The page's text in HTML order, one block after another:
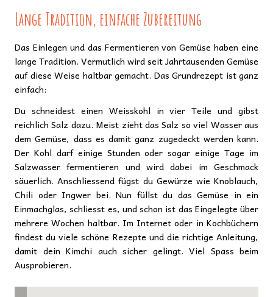
Lange Tradition, einfache Zubereitung
Das Einlegen und das Fermentieren von Gemüse haben eine
lange Tradition. Vermutlich wird seit Jahrtausenden Gemüse
auf diese Weise haltbar gemacht. Das Grundrezept ist ganz
einfach:
Du schneidest einen Weisskohl in vier Teile und gibst
reichlich Salz dazu. Meist zieht das Salz so viel Wasser aus
dem Gemüse, dass es damit ganz zugedeckt werden kann.
Der Kohl darf einige Stunden oder sogar einige Tage im
Salzwasser fermentieren und wird dabei im Geschmack
säuerlich. Anschliessend fügst du Gewürze wie Knoblauch,
Chili oder Ingwer bei. Nun füllst du das Gemüse in ein
Einmachglas, schliesst es, und schon ist das Eingelegte über
mehrere Wochen haltbar. Im Internet oder in Kochbüchern
findest du viele schöne Rezepte und die richtige Anleitung,
damit dein Kimchi auch sicher gelingt. Viel Spass beim
Ausprobieren.